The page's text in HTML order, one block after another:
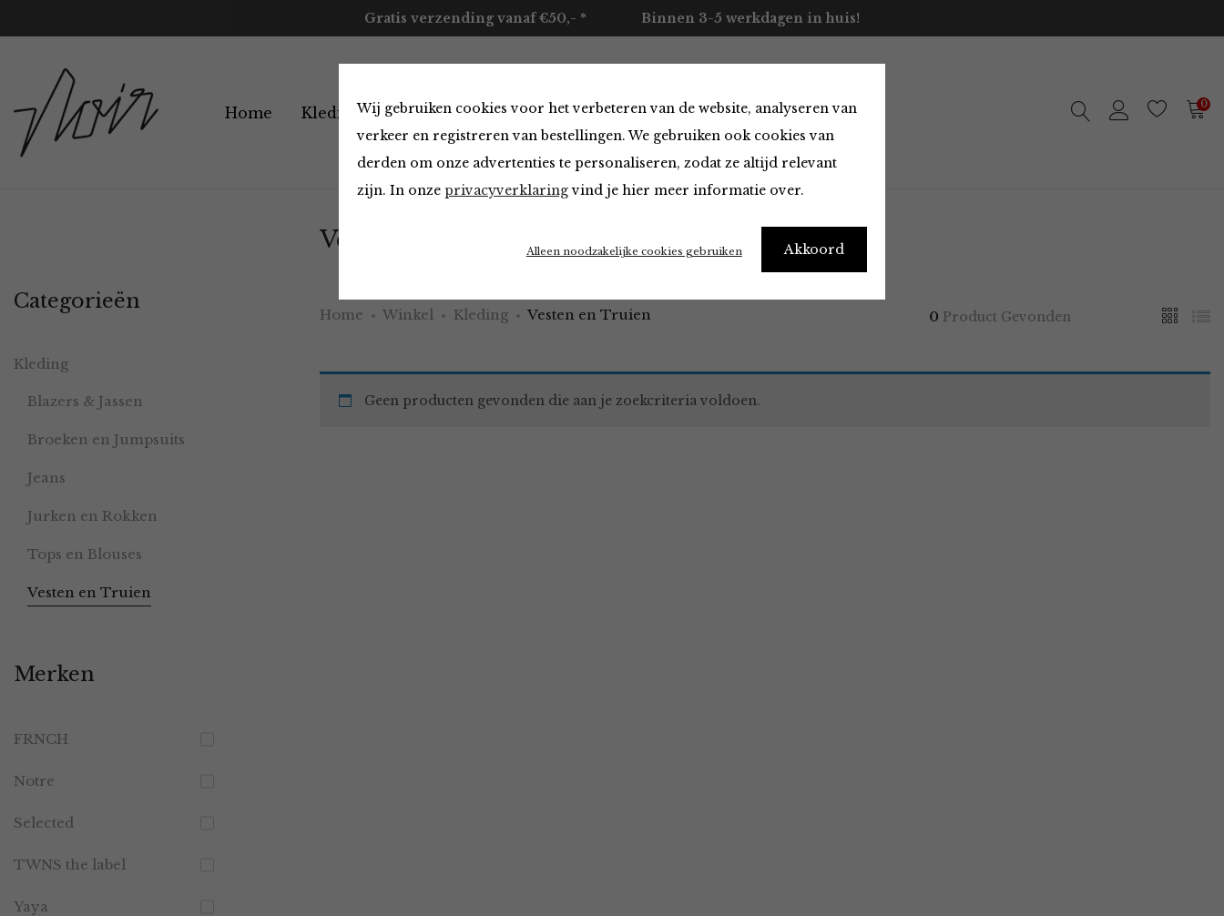
Wij gebruiken cookies voor het verbeteren van de website, analyseren van
verkeer en registreren van bestellingen. We gebruiken ook cookies van
derden om onze advertenties te personaliseren, zodat ze altijd relevant
zijn. In onze privacyverklaringvind je hier meer informatie over.
Akkoord
Alleen noodzakelijke cookies gebruiken
Gratis verzending vanaf €50,- * Binnen 3-5 werkdagen in huis!
Home Kleding Accessoires Merken Over ons Contact 0
Vesten en Truien van
Home Winkel Kleding Vesten en Truien 0 Product Gevonden
Geen producten gevonden die aan je zoekcriteria voldoen.
Categorieën
Kleding
Blazers & Jassen
Broeken en Jumpsuits
Jeans
Jurken en Rokken
Tops en Blouses
Vesten en Truien
Merken
FRNCH
Notre
Selected
TWNS the label
Yaya